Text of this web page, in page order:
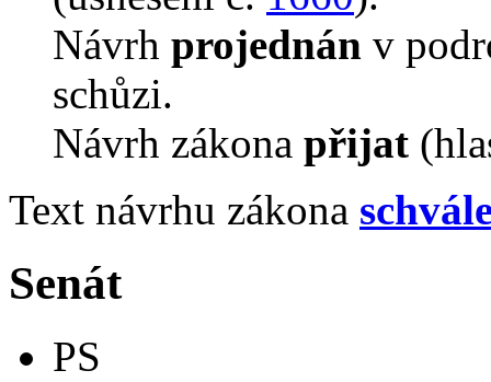
Návrh projednán v
schůzi.
Návrh zákona přijat
Text návrhu zákona
Senát
PS